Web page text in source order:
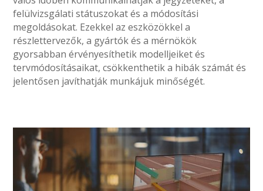
felülvizsgálati státuszokat és a módosítási
megoldásokat. Ezekkel az eszközökkel a
részlettervezők, a gyártók és a mérnökök
gyorsabban érvényesíthetik modelljeiket és
tervmódosításaikat, csökkenthetik a hibák számát és
jelentősen javíthatják munkájuk minőségét.